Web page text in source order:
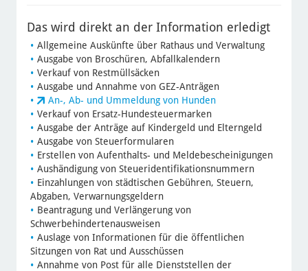
Das wird direkt an der Information erledigt
Allgemeine Auskünfte über Rathaus und Verwaltung
Ausgabe von Broschüren, Abfallkalendern
Verkauf von Restmüllsäcken
Ausgabe und Annahme von GEZ-Anträgen
An-, Ab- und Ummeldung von Hunden
Verkauf von Ersatz-Hundesteuermarken
Ausgabe der Anträge auf Kindergeld und Elterngeld
Ausgabe von Steuerformularen
Erstellen von Aufenthalts- und Meldebescheinigungen
Aushändigung von Steueridentifikationsnummern
Einzahlungen von städtischen Gebühren, Steuern,
Abgaben, Verwarnungsgeldern
Beantragung und Verlängerung von
Schwerbehindertenausweisen
Auslage von Informationen für die öffentlichen
Sitzungen von Rat und Ausschüssen
Annahme von Post für alle Dienststellen der